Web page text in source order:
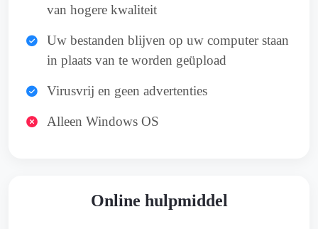
van hogere kwaliteit
Uw bestanden blijven op uw computer staan
in plaats van te worden geüpload
Virusvrij en geen advertenties
Alleen Windows OS
Online hulpmiddel